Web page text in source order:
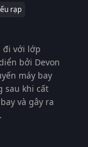
rạp
đi với lớp
bởi Devon
máy bay
sau khi cất
và gây ra